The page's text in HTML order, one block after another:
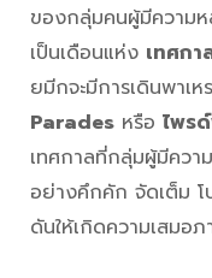
ของกลุ่มคนผู้มีความห
เป็นเดือนแห่ง เทศกา
ยมีกจะมีการเดินพาเห
Parades หรือ ไพร
เทศกาลที่กลุ่มผู้มีควา
อย่างคึกคัก จัดเต็ม โ
ดันให้เกิดความเสมอ